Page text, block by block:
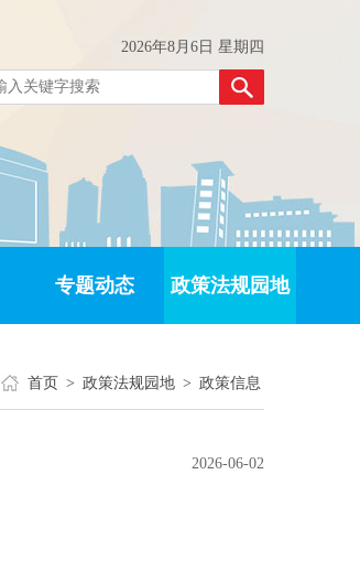
2026年8月6日 星期四
专题动态 政策法规园地
首页 > 政策法规园地 > 政策信息
2026-06-02